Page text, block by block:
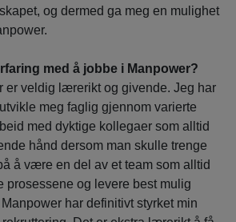
og dermed ga meg en mulighet
med å jobbe i Manpower?
er veldig lærerikt og givende. Jeg har
meg faglig gjennom varierte
med dyktige kollegaer som alltid
hånd dersom man skulle trenge
å være en del av et team som alltid
prosessene og levere best mulig
har definitivt styrket min